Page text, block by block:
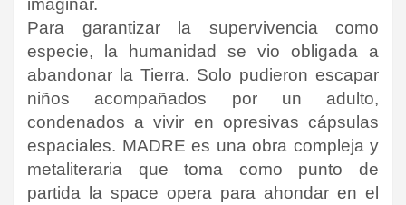
imaginar.
Para garantizar la supervivencia como
especie, la humanidad se vio obligada a
abandonar la Tierra. Solo pudieron escapar
niños acompañados por un adulto,
condenados a vivir en opresivas cápsulas
espaciales. MADRE es una obra compleja y
metaliteraria que toma como punto de
partida la space opera para ahondar en el